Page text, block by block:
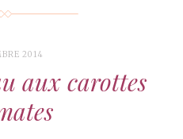
2014
aux carottes